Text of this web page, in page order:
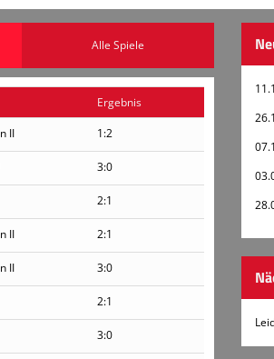
Alle Spiele
Ergebnis
II 1:2
3:0
2:1
II 2:1
II 3:0
2:1
3:0